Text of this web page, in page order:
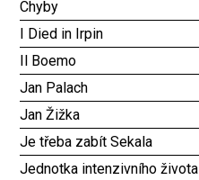
Chyby
I Died in Irpin
Il Boemo
Jan Palach
Jan Žižka
Je třeba zabít Sekala
Jednotka intenzivního života